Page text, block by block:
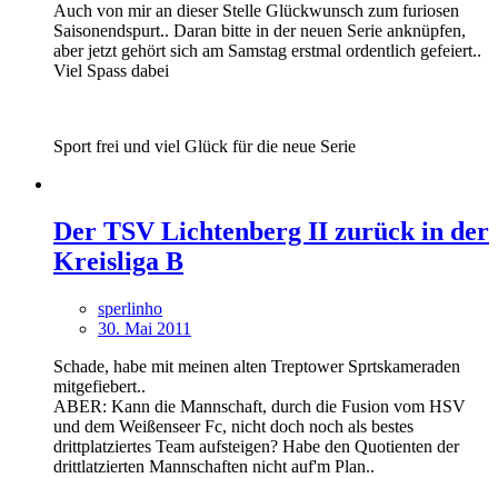
Auch von mir an dieser Stelle Glückwunsch zum furiosen
Saisonendspurt.. Daran bitte in der neuen Serie anknüpfen,
aber jetzt gehört sich am Samstag erstmal ordentlich gefeiert..
Viel Spass dabei
Sport frei und viel Glück für die neue Serie
Der TSV Lichtenberg II zurück in der
Kreisliga B
sperlinho
30. Mai 2011
Schade, habe mit meinen alten Treptower Sprtskameraden
mitgefiebert..
ABER: Kann die Mannschaft, durch die Fusion vom HSV
und dem Weißenseer Fc, nicht doch noch als bestes
drittplatziertes Team aufsteigen? Habe den Quotienten der
drittlatzierten Mannschaften nicht auf'm Plan..